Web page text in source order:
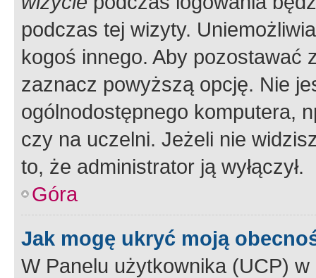
podczas tej wizyty.
kogoś innego. Aby pozostawać
zaznacz powyższą opcję. Nie
ogólnodostępnego komputera,
czy na uczelni. Jeżeli nie
to, że administrator ją wyłączył.
Góra
Jak mogę ukryć moją
W Panelu użytkownika (UCP) w